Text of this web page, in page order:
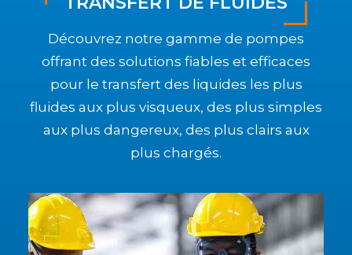
Découvrez notre gamme de pompes
offrant des solutions fiables et efficaces
pour le transfert des liquides les plus
fluides aux plus visqueux, des plus simples
aux plus dangereux, des plus clairs aux
plus chargés.